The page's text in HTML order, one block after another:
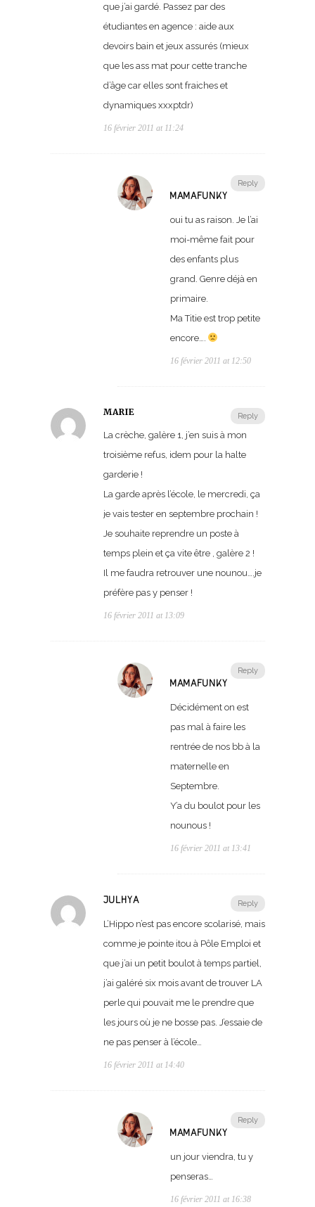
que j’ai gardé. Passez par des
étudiantes en agence : aide aux
devoirs bain et jeux assurés (mieux
que les ass mat pour cette tranche
d’âge car elles sont fraiches et
dynamiques xxxptdr)
16 février 2011 at 11:24
Reply
MAMAFUNKY
oui tu as raison. Je l’ai
moi-même fait pour
des enfants plus
grand. Genre déjà en
primaire.
Ma Titie est trop petite
encore….
16 février 2011 at 12:50
Reply
MARIE
La crèche, galère 1, j’en suis à mon
troisième refus, idem pour la halte
garderie !
La garde après l’école, le mercredi, ça
je vais tester en septembre prochain !
Je souhaite reprendre un poste à
temps plein et ça vite être , galère 2 !
Il me faudra retrouver une nounou….je
préfère pas y penser !
16 février 2011 at 13:09
Reply
MAMAFUNKY
Décidément on est
pas mal à faire les
rentrée de nos bb à la
maternelle en
Septembre.
Y’a du boulot pour les
nounous !
16 février 2011 at 13:41
Reply
JULHYA
L’Hippo n’est pas encore scolarisé, mais
comme je pointe itou à Pôle Emploi et
que j’ai un petit boulot à temps partiel,
j’ai galéré six mois avant de trouver LA
perle qui pouvait me le prendre que
les jours où je ne bosse pas. J’essaie de
ne pas penser à l’école…
16 février 2011 at 14:40
Reply
MAMAFUNKY
un jour viendra, tu y
penseras…
16 février 2011 at 16:38